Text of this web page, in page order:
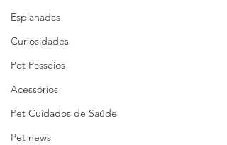
Esplanadas
Curiosidades
Pet Passeios
Acessórios
Pet Cuidados de Saúde
Pet news